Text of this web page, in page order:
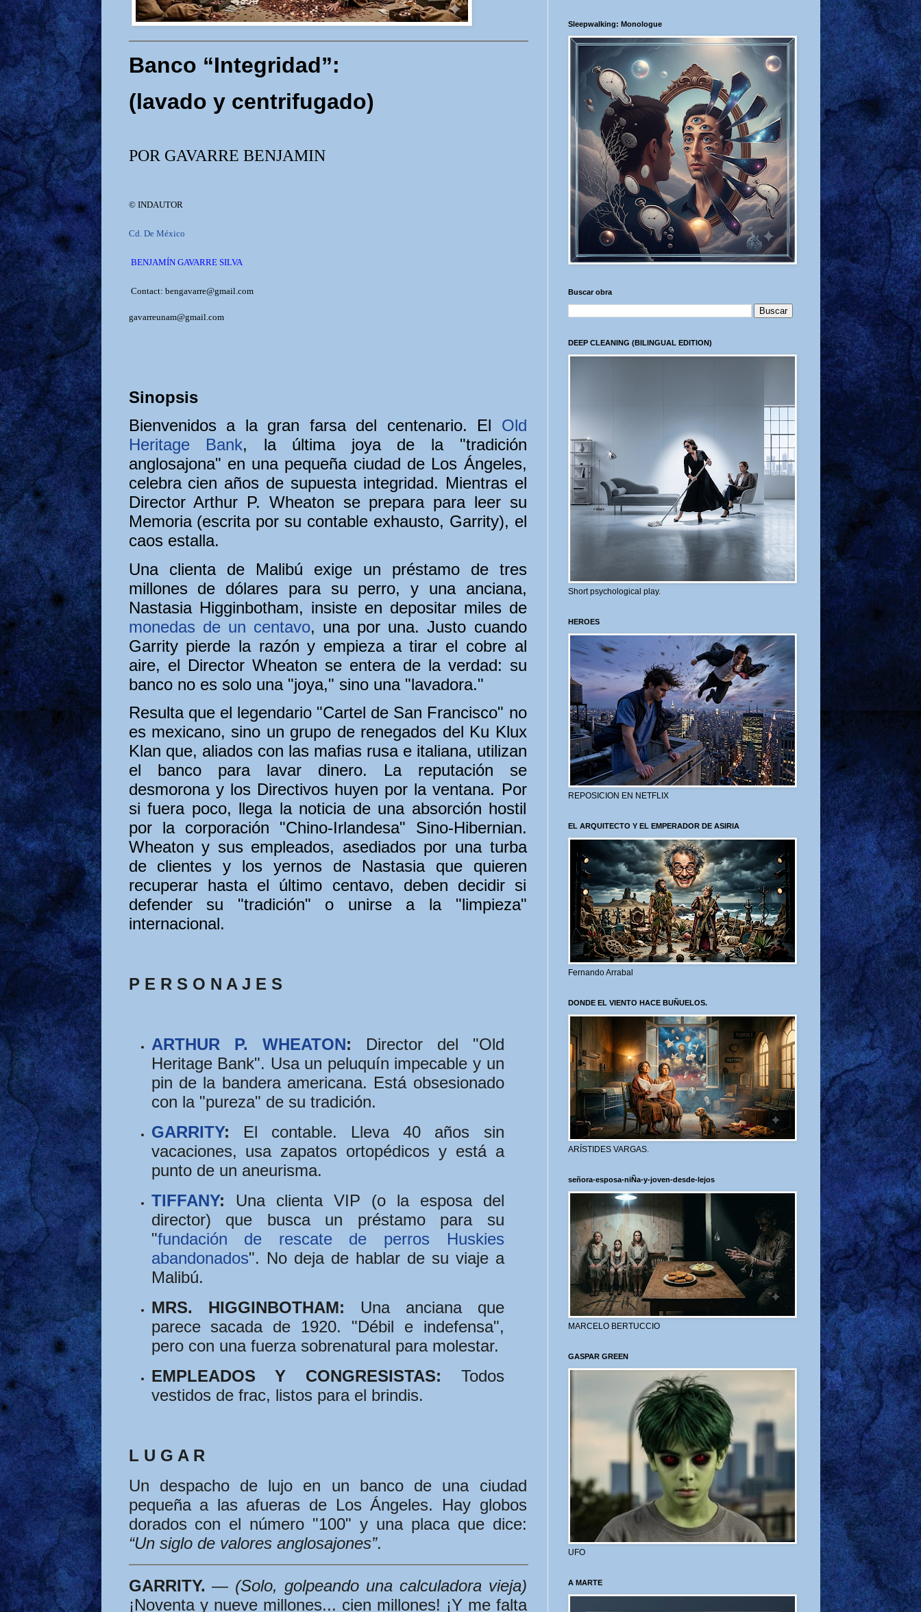
Banco “Integridad”:
(lavado y centrifugado)
POR GAVARRE BENJAMIN
© INDAUTOR
Cd. De México
BENJAMÍN GAVARRE SILVA
Contact: bengavarre@gmail.com
gavarreunam@gmail.com
Sinopsis
Bienvenidos a la gran farsa del centenario. El Old
Heritage Bank, la última joya de la "tradición
anglosajona" en una pequeña ciudad de Los Ángeles,
celebra cien años de supuesta integridad. Mientras el
Director Arthur P. Wheaton se prepara para leer su
Memoria (escrita por su contable exhausto, Garrity), el
caos estalla.
Una clienta de Malibú exige un préstamo de tres
millones de dólares para su perro, y una anciana,
Nastasia Higginbotham, insiste en depositar miles de
monedas de un centavo, una por una. Justo cuando
Garrity pierde la razón y empieza a tirar el cobre al
aire, el Director Wheaton se entera de la verdad: su
banco no es solo una "joya," sino una "lavadora."
Resulta que el legendario "Cartel de San Francisco" no
es mexicano, sino un grupo de renegados del Ku Klux
Klan que, aliados con las mafias rusa e italiana, utilizan
el banco para lavar dinero. La reputación se
desmorona y los Directivos huyen por la ventana. Por
si fuera poco, llega la noticia de una absorción hostil
por la corporación "Chino-Irlandesa" Sino-Hibernian.
Wheaton y sus empleados, asediados por una turba
de clientes y los yernos de Nastasia que quieren
recuperar hasta el último centavo, deben decidir si
defender su "tradición" o unirse a la "limpieza"
internacional.
P E R S O N A J E S
ARTHUR P. WHEATON: Director del "Old
Heritage Bank". Usa un peluquín impecable y un
pin de la bandera americana. Está obsesionado
con la "pureza" de su tradición.
GARRITY: El contable. Lleva 40 años sin
vacaciones, usa zapatos ortopédicos y está a
punto de un aneurisma.
TIFFANY: Una clienta VIP (o la esposa del
director) que busca un préstamo para su
"fundación de rescate de perros Huskies
abandonados". No deja de hablar de su viaje a
Malibú.
MRS. HIGGINBOTHAM: Una anciana que
parece sacada de 1920. "Débil e indefensa",
pero con una fuerza sobrenatural para molestar.
EMPLEADOS Y CONGRESISTAS: Todos
vestidos de frac, listos para el brindis.
L U G A R
Un despacho de lujo en un banco de una ciudad
pequeña a las afueras de Los Ángeles. Hay globos
dorados con el número "100" y una placa que dice:
“Un siglo de valores anglosajones”.
GARRITY. — (Solo, golpeando una calculadora vieja)
¡Noventa y nueve millones... cien millones! ¡Y me falta
Sleepwalking: Monologue
Buscar obra
DEEP CLEANING (BILINGUAL EDITION)
Short psychological play.
HEROES
REPOSICION EN NETFLIX
EL ARQUITECTO Y EL EMPERADOR DE ASIRIA
Fernando Arrabal
DONDE EL VIENTO HACE BUÑUELOS.
ARÍSTIDES VARGAS.
señora-esposa-niÑa-y-joven-desde-lejos
MARCELO BERTUCCIO
GASPAR GREEN
UFO
A MARTE